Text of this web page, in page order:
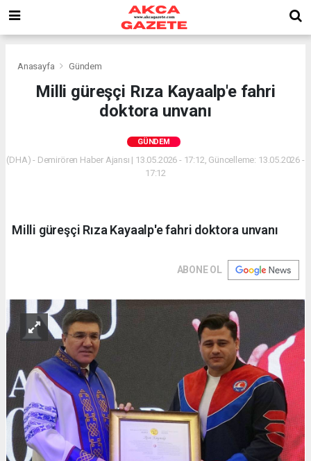
Anasayfa Gündem
Milli güreşçi Rıza Kayaalp'e fahri
doktora unvanı
GÜNDEM
(DHA) - Demirören Haber Ajansı | 13.05.2026 - 17:12, Güncelleme: 13.05.2026 -
17:12
Milli güreşçi Rıza Kayaalp'e fahri doktora unvanı
ABONE OL